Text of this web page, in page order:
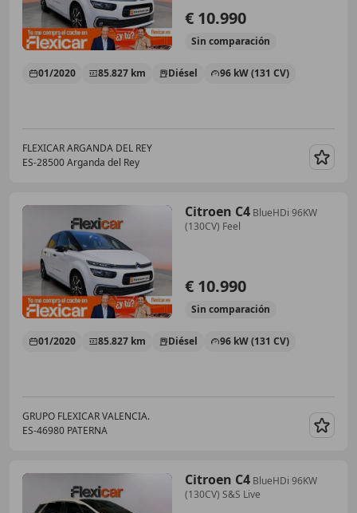
€ 10.990
Sin comparación
01/2020 85.827 km Diésel 96 kW (131 CV)
FLEXICAR ARGANDA DEL REY
ES-28500 Arganda del Rey
Citroen C4 BlueHDi 96KW
(130CV) Feel
€ 10.990
Sin comparación
01/2020 85.827 km Diésel 96 kW (131 CV)
GRUPO FLEXICAR VALENCIA.
ES-46980 PATERNA
Citroen C4 BlueHDi 96KW
(130CV) S&S Live